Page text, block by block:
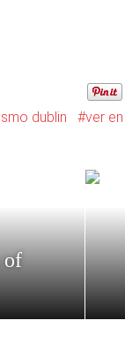
dublin ver
of